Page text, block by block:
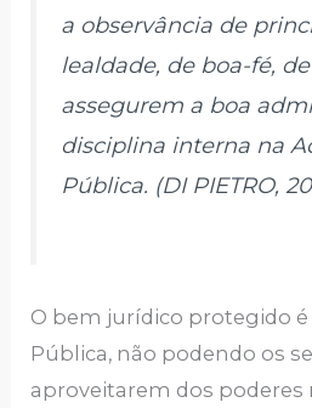
a observância de
lealdade, de boa-fé,
assegurem a boa
disciplina interna na
Pública. (DI PIETRO,
O bem jurídico protegido
Pública, não podendo os
aproveitarem dos poderes